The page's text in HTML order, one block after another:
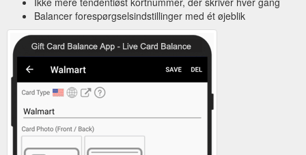
Balancer forespørgselsindstillinger med ét øjeblik